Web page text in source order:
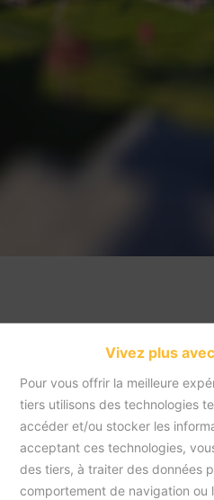
Vivez plus
Pour vous offrir la meilleure
tiers utilisons des technologies
accéder et/ou stocker les
acceptant ces technologies,
des tiers, à traiter des données
comportement de navigation ou
Accueil